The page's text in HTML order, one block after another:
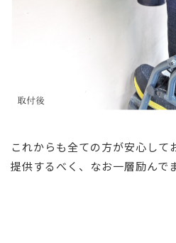
これからも全ての方が安心して
提供するべく、なお一層励んで